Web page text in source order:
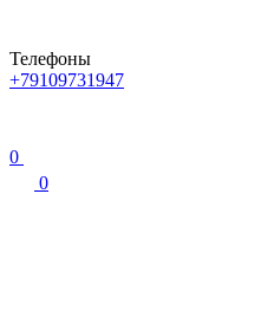
Телефоны
+79109731947
0
0